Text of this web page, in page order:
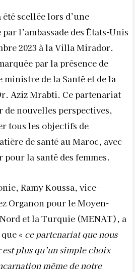
scellée lors d’une
l’ambassade des États-Unis
2023 à la Villa Mirador.
par la présence de
de la Santé et de la
Aziz Mrabti. Ce partenariat
nouvelles perspectives,
tous les objectifs de
de santé au Maroc, avec
la santé des femmes.
Ramy Koussa, vice-
Organon pour le Moyen-
et la Turquie (MENAT), a
« ce partenariat que nous
plus qu’un simple choix
même de notre